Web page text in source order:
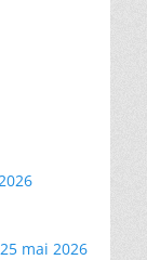
mai 2026